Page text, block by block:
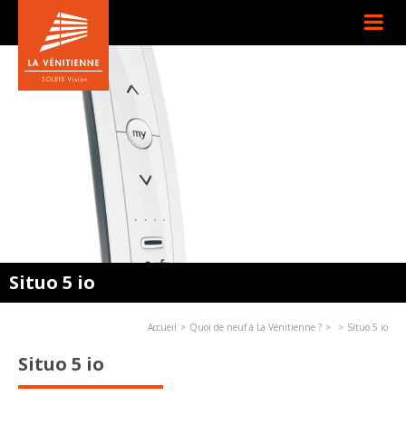
Situo 5 io
Accueil Quoi de neuf à La Vénitienne ? Situo 5 io
Situo 5 io